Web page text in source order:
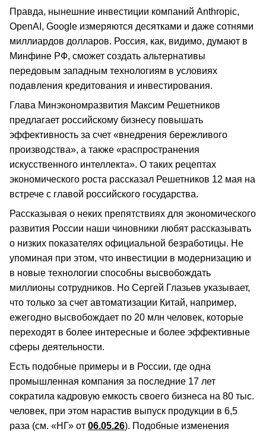
Правда, нынешние инвестиции компаний Anthropic,
OpenAI, Google измеряются десятками и даже сотнями
миллиардов долларов. Россия, как, видимо, думают в
Минфине РФ, сможет создать альтернативы
передовым западным технологиям в условиях
подавления кредитования и инвестирования.
Глава Минэкономразвития Максим Решетников
предлагает российскому бизнесу повышать
эффективность за счет «внедрения бережливого
производства», а также «распространения
искусственного интеллекта». О таких рецептах
экономического роста рассказал Решетников 12 мая на
встрече с главой российского государства.
Рассказывая о неких препятствиях для экономического
развития России наши чиновники любят рассказывать
о низких показателях официальной безработицы. Не
упоминая при этом, что инвестиции в модернизацию и
в новые технологии способны высвобождать
миллионы сотрудников. Но Сергей Глазьев указывает,
что только за счет автоматизации Китай, например,
ежегодно высвобождает по 20 млн человек, которые
переходят в более интересные и более эффективные
сферы деятельности.
Есть подобные примеры и в России, где одна
промышленная компания за последние 17 лет
сократила кадровую емкость своего бизнеса на 80 тыс.
человек, при этом нарастив выпуск продукции в 6,5
раза (см. «НГ» от 06.05.26). Подобные изменения